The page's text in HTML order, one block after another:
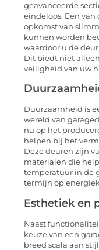
geavanceerde
eindeloos. Een
opkomst van
kunnen worden
waardoor u de
Dit biedt niet
veiligheid van uw
Duurzaamheid is
wereld van
nu op het
helpen bij het
Deze deuren zijn
materialen die
temperatuur in de
termijn op
Esthetiek en
Naast
keuze van een
breed scala aan